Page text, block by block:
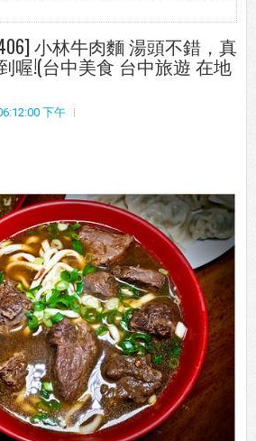
小林牛肉麵 湯頭不錯，真
喔!(台中美食 台中旅遊 在地
下午